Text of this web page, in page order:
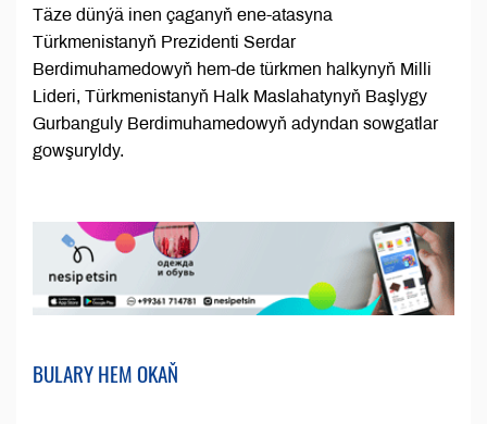
Täze dünýä inen çaganyň ene-atasyna
Türkmenistanyň Prezidenti Serdar
Berdimuhamedowyň hem-de türkmen halkynyň Milli
Lideri, Türkmenistanyň Halk Maslahatynyň Başlygy
Gurbanguly Berdimuhamedowyň adyndan sowgatlar
gowşuryldy.
BULARY HEM OKAŇ